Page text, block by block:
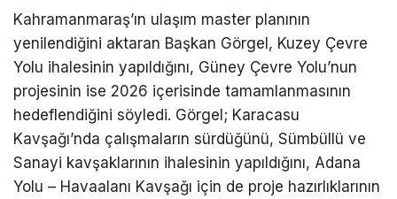
Kahramanmaraş’ın ulaşım master planının
yenilendiğini aktaran Başkan Görgel, Kuzey Çevre
Yolu ihalesinin yapıldığını, Güney Çevre Yolu’nun
projesinin ise 2026 içerisinde tamamlanmasının
hedeflendiğini söyledi. Görgel; Karacasu
Kavşağı’nda çalışmaların sürdüğünü, Sümbüllü ve
Sanayi kavşaklarının ihalesinin yapıldığını, Adana
Yolu – Havaalanı Kavşağı için de proje hazırlıklarının